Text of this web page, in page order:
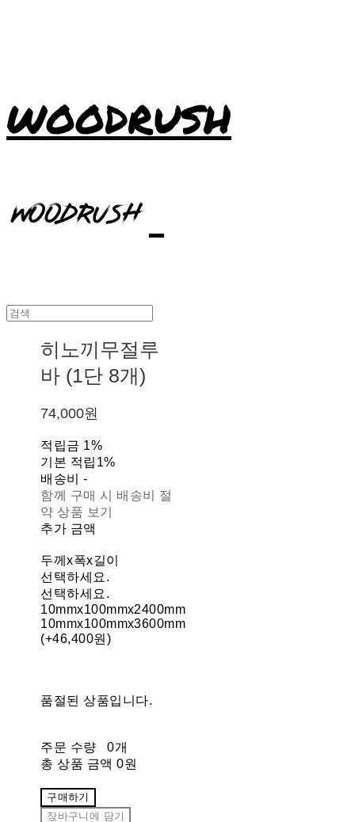
WOODRUSH
히노끼무절루
바 (1단 8개)
74,000원
적립금 1%
기본 적립 1%
배송비-
함께 구매 시 배송비 절
약 상품 보기
추가 금액
두께x폭x길이
선택하세요.
선택하세요.
10mmx100mmx2400mm
10mmx100mmx3600mm
(+46,400원)
품절된 상품입니다.
주문 수량
0개
총 상품 금액 0원
구매하기
장바구니에 담기